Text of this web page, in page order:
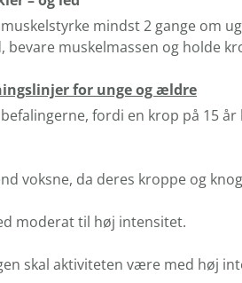
mindst 2 gange
bevare muskelmassen og holde
for unge og ældre
fordi en krop på 15
voksne, da deres kroppe og
moderat til høj intensitet.
skal aktiviteten være med høj